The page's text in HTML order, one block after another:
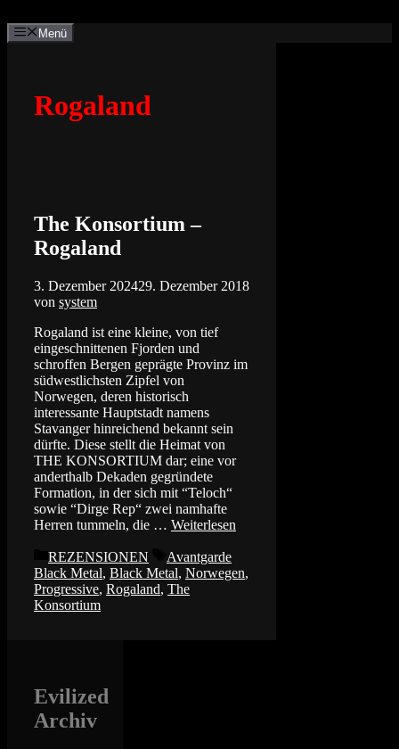
Inhalt
springen
Menü
Rogaland
The Konsortium –
Rogaland
3. Dezember 202429. Dezember 2018
von system
Rogaland ist eine kleine, von tief
eingeschnittenen Fjorden und
schroffen Bergen geprägte Provinz im
südwestlichsten Zipfel von
Norwegen, deren historisch
interessante Hauptstadt namens
Stavanger hinreichend bekannt sein
dürfte. Diese stellt die Heimat von
THE KONSORTIUM dar; eine vor
anderthalb Dekaden gegründete
Formation, in der sich mit “Teloch“
sowie “Dirge Rep“ zwei namhafte
Herren tummeln, die … Weiterlesen
Kategorien
REZENSIONEN Schlagwörter
Avantgarde
Black Metal, Black Metal, Norwegen,
Progressive, Rogaland, The
Konsortium
Evilized
Archiv